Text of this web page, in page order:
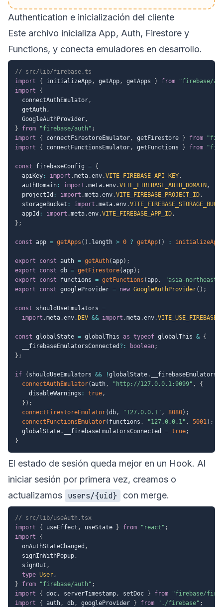
Authentication e inicialización del cliente
Este archivo inicializa App, Auth, Firestore y
Functions, y conecta emuladores en desarrollo.
// src/lib/firebase.ts
import
{ initializeApp, getApp, getApps } from
"firebase/
import
{
  connectAuthEmulator
,
  getAuth
,
  GoogleAuthProvider
,
}
from "firebase/auth" ;
import
{ connectFirestoreEmulator, getFirestore } from
import
{ connectFunctionsEmulator, getFunctions } from
const firebaseConfig = {
  apiKey
: import .meta.env.VITE_FIREBASE_API_KEY,
  authDomain
: import .meta.env.VITE_FIREBASE_AUTH_DOMAIN ,
  projectId
: import .meta.env.VITE_FIREBASE_PROJECT_ID,
  storageBucket
: import .meta.env.
  appId
: import .meta.env.VITE_FIREBASE_APP_ID,
} ;
const app = getApps ( ) . length > 0 ? getApp( ) : initializeApp
export const auth = getAuth(app) ;
export
const db = getFirestore(app) ;
export
const functions = getFunctions (app,
"asia-
export
const googleProvider = new GoogleAuthProvider( ) ;
const shouldUseEmulators =
import .meta.env. DEV && import .meta.env.
const globalState = globalThis as typeof globalThis & {
  __firebaseEmulatorsConnected
? : boolean;
} ;
if ( shouldUseEmulators && !globalState.
connectAuthEmulator(auth, "http://127.0.0.1:9099" ,
{
    disableWarnings
: true,
} ) ;
connectFirestoreEmulator(db, "127.0.0.1" , 8080) ;
connectFunctionsEmulator( functions , "127.0.0.1" , 5001) ;
  globalState
. __firebaseEmulatorsConnected = true;
}
El estado de sesión queda mejor en un Hook. Al
iniciar sesión por primera vez, creamos o
actualizamos users/{uid} con merge.
// src/lib/useAuth.tsx
import
{ useEffect , useState } from "react" ;
import
{
  onAuthStateChanged
,
  signInWithPopup
,
  signOut
,
type User,
}
from "firebase/auth" ;
import
{ doc, serverTimestamp, setDoc } from
"firebase/
import
{ auth, db, googleProvider } from "./firebase" ;